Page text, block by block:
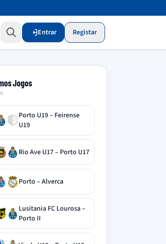
Entrar Registar
Jogos
Porto U19 – Feirense
U19
Rio Ave U17 – Porto U17
Porto – Alverca
Lusitania FC Lourosa –
Porto II